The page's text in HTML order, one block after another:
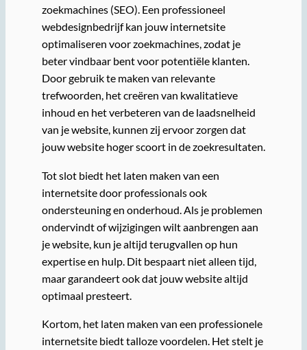
zoekmachines (SEO). Een professioneel
webdesignbedrijf kan jouw internetsite
optimaliseren voor zoekmachines, zodat je
beter vindbaar bent voor potentiële klanten.
Door gebruik te maken van relevante
trefwoorden, het creëren van kwalitatieve
inhoud en het verbeteren van de laadsnelheid
van je website, kunnen zij ervoor zorgen dat
jouw website hoger scoort in de zoekresultaten.
Tot slot biedt het laten maken van een
internetsite door professionals ook
ondersteuning en onderhoud. Als je problemen
ondervindt of wijzigingen wilt aanbrengen aan
je website, kun je altijd terugvallen op hun
expertise en hulp. Dit bespaart niet alleen tijd,
maar garandeert ook dat jouw website altijd
optimaal presteert.
Kortom, het laten maken van een professionele
internetsite biedt talloze voordelen. Het stelt je